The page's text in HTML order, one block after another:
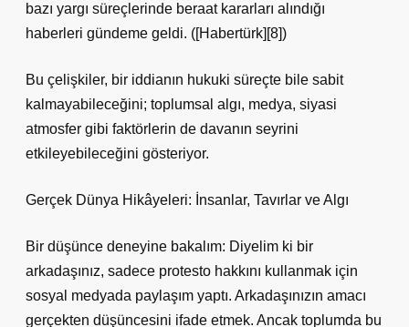
bazı yargı süreçlerinde beraat kararları alındığı
haberleri gündeme geldi. ([Habertürk][8])
Bu çelişkiler, bir iddianın hukuki süreçte bile sabit
kalmayabileceğini; toplumsal algı, medya, siyasi
atmosfer gibi faktörlerin de davanın seyrini
etkileyebileceğini gösteriyor.
Gerçek Dünya Hikâyeleri: İnsanlar, Tavırlar ve Algı
Bir düşünce deneyine bakalım: Diyelim ki bir
arkadaşınız, sadece protesto hakkını kullanmak için
sosyal medyada paylaşım yaptı. Arkadaşınızın amacı
gerçekten düşüncesini ifade etmek. Ancak toplumda bu